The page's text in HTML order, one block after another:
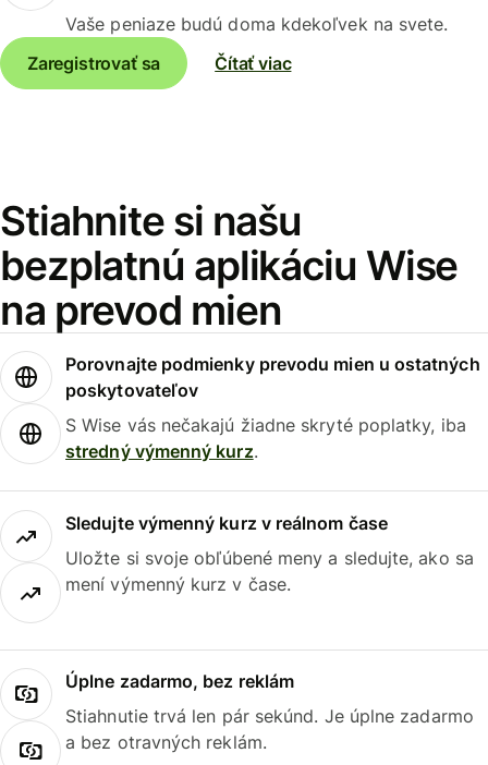
Vaše peniaze budú doma kdekoľvek na svete.
Zaregistrovať sa
Čítať viac
Stiahnite si našu
bezplatnú aplikáciu Wise
na prevod mien
Porovnajte podmienky prevodu mien u ostatných
poskytovateľov
S Wise vás nečakajú žiadne skryté poplatky, iba
stredný výmenný kurz.
Sledujte výmenný kurz v reálnom čase
Uložte si svoje obľúbené meny a sledujte, ako sa
mení výmenný kurz v čase.
Úplne zadarmo, bez reklám
Stiahnutie trvá len pár sekúnd. Je úplne zadarmo
a bez otravných reklám.